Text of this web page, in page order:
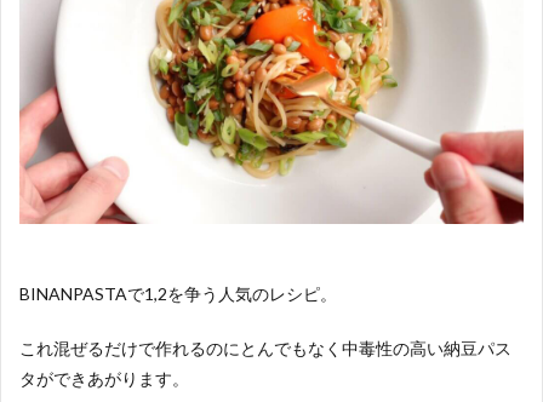
BINANPASTAで1,2を争う人気のレシピ。
これ混ぜるだけで作れるのにとんでもなく中毒性の高い納豆パス
タができあがります。